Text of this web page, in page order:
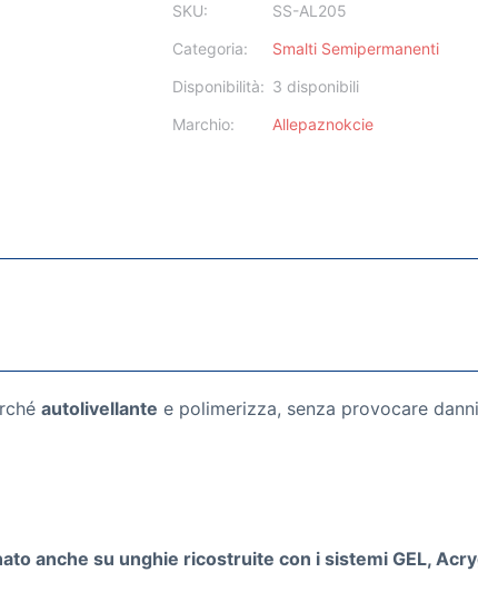
SKU:
SS-AL205
Categoria:
Smalti Semipermanenti
Disponibilità: 3 disponibili
Marchio:
Allepaznokcie
autolivellante e polimerizza, senza provocare
anche su unghie ricostruite con i sistemi GEL,